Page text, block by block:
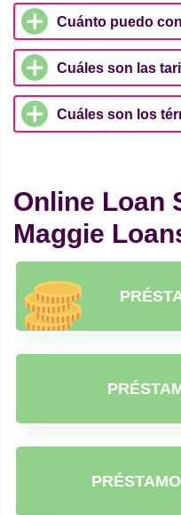
Cuánto puedo
Cuáles son las
Cuáles son los
Online Loan
Maggie